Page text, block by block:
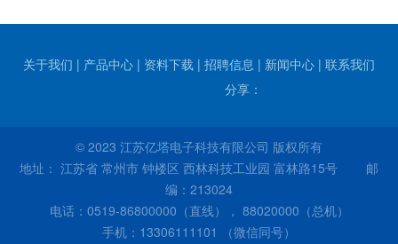
关于我们 | 产品中心 | 资料下载 | 招聘信息 | 新闻中心 | 联系我们
分享：
© 2023 江苏亿塔电子科技有限公司 版权所有
地址： 江苏省 常州市 钟楼区 西林科技工业园 富林路15号 邮
编：213024
电话：0519-86800000（直线）， 88020000（总机）
手机：13306111101 （微信同号）